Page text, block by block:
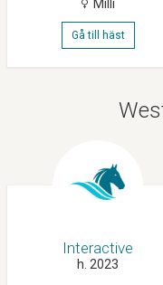
Milli
Gå till häst
Interactive
h. 2023